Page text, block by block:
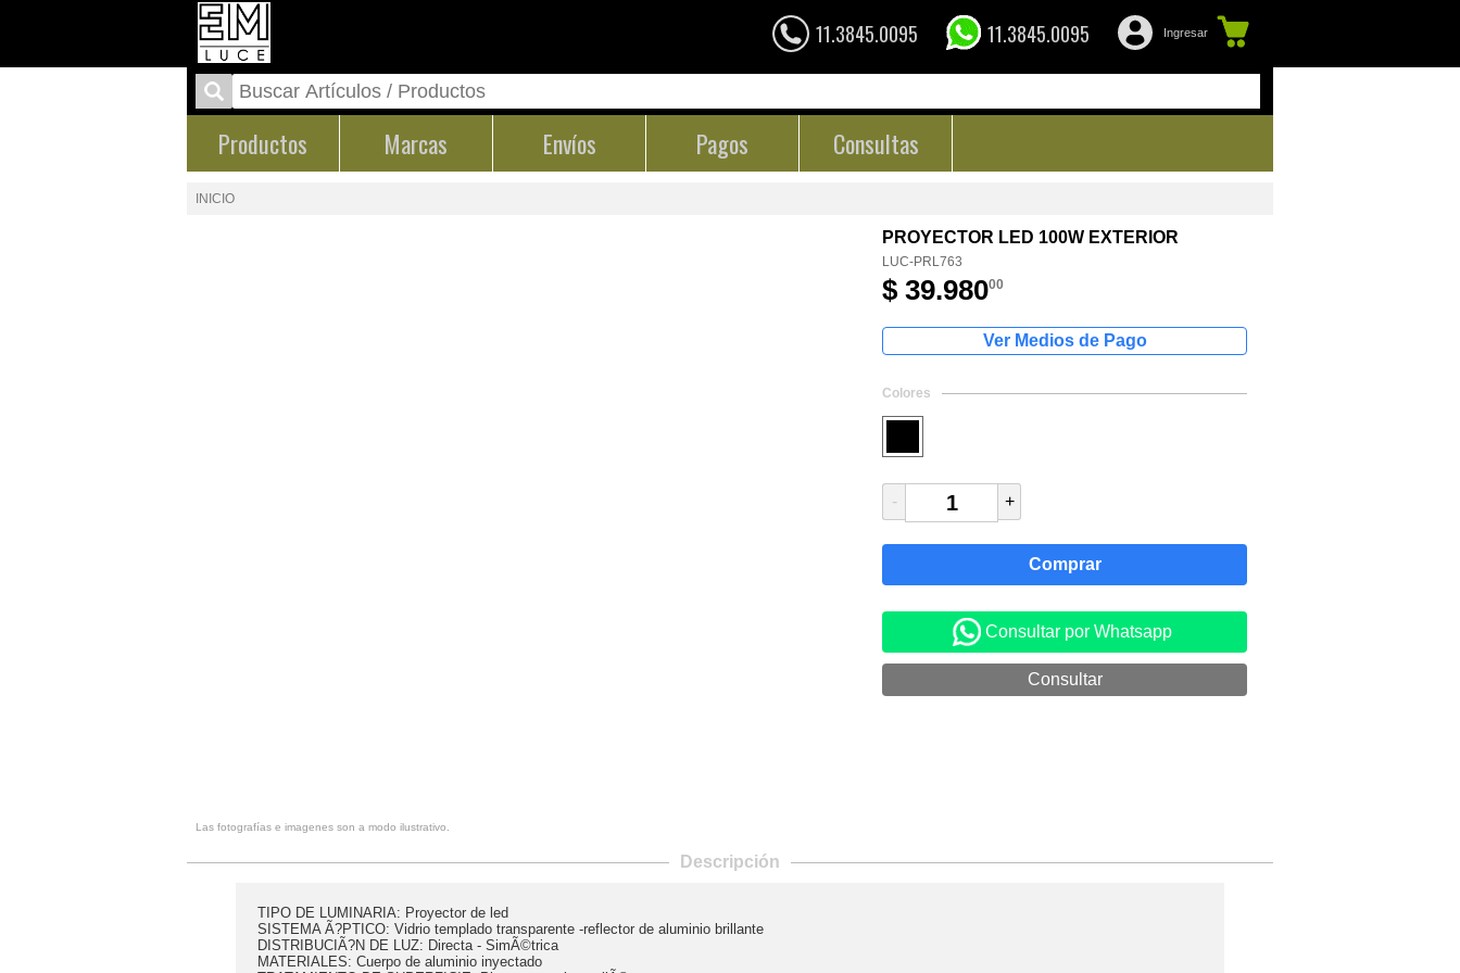
11.3845.0095 11.3845.0095 Ingresar
Productos Marcas Envíos Pagos Consultas
INICIO
PROYECTOR LED 100W EXTERIOR
LUC-PRL763
$ 39.98000
Colores
- +
Consultar por Whatsapp
Las fotografías e imagenes son a modo ilustrativo.
Descripción
TIPO DE LUMINARIA: Proyector de led
SISTEMA Ã?PTICO: Vidrio templado transparente -reflector de aluminio brillante
DISTRIBUCIÃ?N DE LUZ: Directa - SimÃ©trica
MATERIALES: Cuerpo de aluminio inyectado